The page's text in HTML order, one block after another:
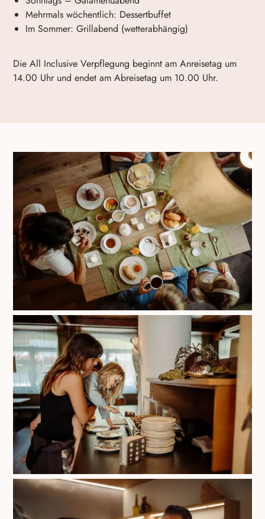
Mehrmals wöchentlich: Dessertbuffet
Im Sommer: Grillabend (wetterabhängig)
Die All Inclusive Verpflegung beginnt am Anreisetag um
14.00 Uhr und endet am Abreisetag um 10.00 Uhr.